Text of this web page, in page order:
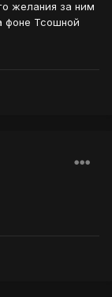
желания за ним
фоне Тсошной